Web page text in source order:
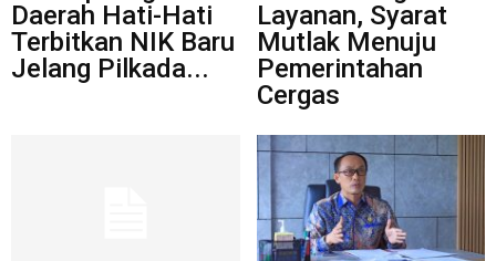
Daerah Hati-Hati
Terbitkan NIK Baru
Jelang Pilkada...
Layanan, Syarat
Mutlak Menuju
Pemerintahan
Cergas